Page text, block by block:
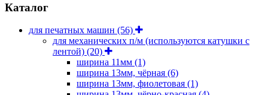
Каталог
для печатных машин (56)
для механических п/м (используются катушки с
лентой) (20)
ширина 11мм (1)
ширина 13мм, чёрная (6)
ширина 13мм, фиолетовая (1)